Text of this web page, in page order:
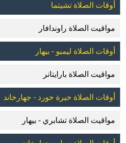
أوقات الصلاة تشيتما
مواقيت الصلاة راوندافار
أوقات الصلاة ليمبو - بيهار
مواقيت الصلاة بارايتانر
أوقات الصلاة خيرة خورد - جهارخاند
مواقيت الصلاة تشابري - بيهار